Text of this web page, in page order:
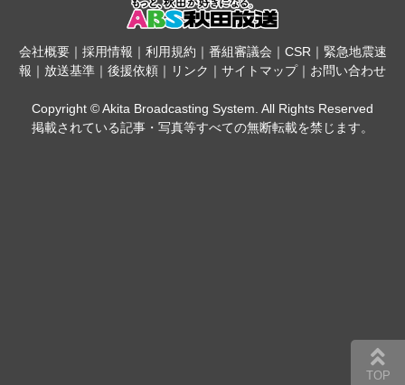
会社概要｜ 採用情報 ｜ 利用規約 ｜ 番組審議会 ｜ CSR｜ 緊急地震速
報 ｜ 放送基準 ｜ 後援依頼 ｜ リンク ｜ サイトマップ｜ お問い合わせ
Copyright © Akita Broadcasting System. All Rights Reserved
掲載されている記事・写真等すべての無断転載を禁じます。